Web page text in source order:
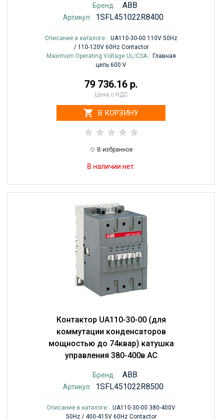
Бренд: ABB
Артикул: 1SFL451022R8400
Описание в каталоге:: UA110-30-00 110V 50Hz
/ 110-120V 60Hz Contactor
Maximum Operating Voltage UL/CSA:: Главная
цепь 600 V
79 736.16 р.
Цена с НДС
В КОРЗИНУ
В избранное
В наличии нет.
Контактор UA110-30-00 (для
коммутации конденсаторов
мощностью до 74квар) катушка
управления 380-400в AC
Бренд: ABB
Артикул: 1SFL451022R8500
Описание в каталоге:: UA110-30-00 380-400V
50Hz / 400-415V 60Hz Contactor